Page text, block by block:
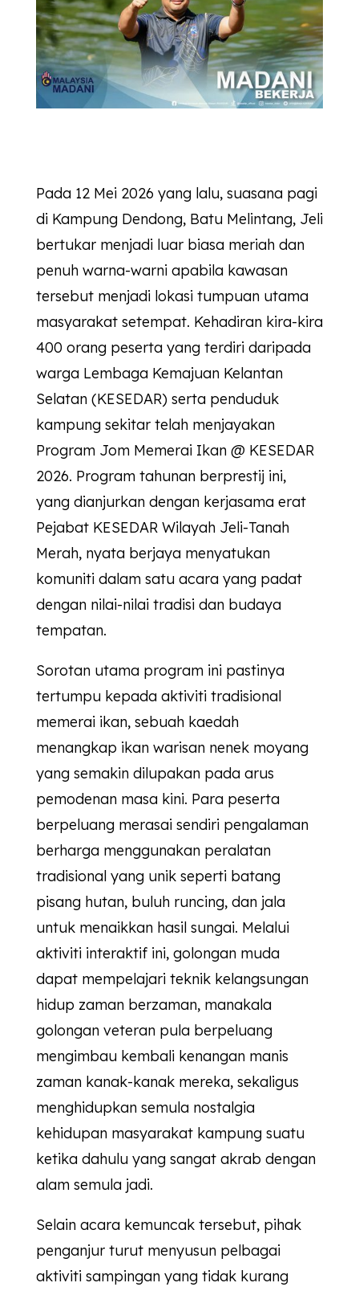
Pada 12 Mei 2026 yang lalu, suasana pagi
di Kampung Dendong, Batu Melintang, Jeli
bertukar menjadi luar biasa meriah dan
penuh warna-warni apabila kawasan
tersebut menjadi lokasi tumpuan utama
masyarakat setempat. Kehadiran kira-kira
400 orang peserta yang terdiri daripada
warga Lembaga Kemajuan Kelantan
Selatan (KESEDAR) serta penduduk
kampung sekitar telah menjayakan
Program Jom Memerai Ikan @ KESEDAR
2026. Program tahunan berprestij ini,
yang dianjurkan dengan kerjasama erat
Pejabat KESEDARWilayah Jeli-Tanah
Merah, nyata berjaya menyatukan
komuniti dalam satu acara yang padat
dengan nilai-nilai tradisi dan budaya
tempatan.
Sorotan utama program ini pastinya
tertumpu kepada aktiviti tradisional
memerai ikan, sebuah kaedah
menangkap ikan warisan nenek moyang
yang semakin dilupakan pada arus
pemodenan masa kini. Para peserta
berpeluang merasai sendiri pengalaman
berharga menggunakan peralatan
tradisional yang unik seperti batang
pisang hutan, buluh runcing, dan jala
untuk menaikkan hasil sungai. Melalui
aktiviti interaktif ini, golongan muda
dapat mempelajari teknik kelangsungan
hidup zaman berzaman, manakala
golongan veteran pula berpeluang
mengimbau kembali kenangan manis
zaman kanak-kanak mereka, sekaligus
menghidupkan semula nostalgia
kehidupan masyarakat kampung suatu
ketika dahulu yang sangat akrab dengan
alam semula jadi.
Selain acara kemuncak tersebut, pihak
penganjur turut menyusun pelbagai
aktiviti sampingan yang tidak kurang